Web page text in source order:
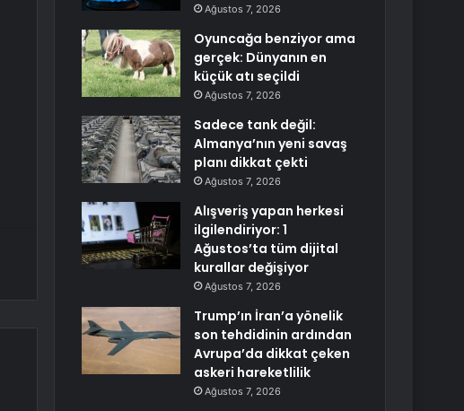
Ağustos 7, 2026
Oyuncağa benziyor ama
gerçek: Dünyanın en
küçük atı seçildi
Ağustos 7, 2026
Sadece tank değil:
Almanya’nın yeni savaş
planı dikkat çekti
Ağustos 7, 2026
Alışveriş yapan herkesi
ilgilendiriyor: 1
Ağustos’ta tüm dijital
kurallar değişiyor
Ağustos 7, 2026
Trump’ın İran’a yönelik
son tehdidinin ardından
Avrupa’da dikkat çeken
askeri hareketlilik
Ağustos 7, 2026